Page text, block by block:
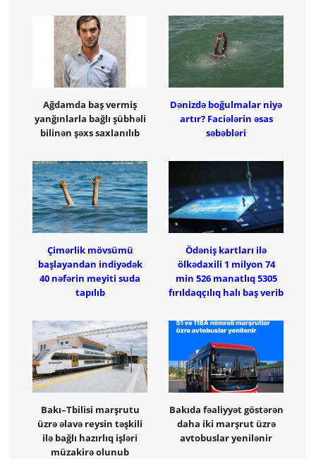
Ağdamda baş vermiş
yanğınlarla bağlı şübhəli
bilinən şəxs saxlanılıb
Dənizdə boğulmalar niyə
artır? Faciələrin əsas
səbəbləri
Çimərlik mövsümü
başlayandan indiyədək
40 nəfərin meyiti suda
tapılıb
Ödəniş kartları ilə
ölkədaxili 1 milyon 74
min 526 manatlıq 5305
fırıldaqçılıq halı baş verib
Bakı–Tbilisi marşrutu
üzrə əlavə reysin təşkili
ilə bağlı hazırlıq işləri
müzakirə olunub
Bakıda fəaliyyət göstərən
daha iki marşrut üzrə
avtobuslar yenilənir